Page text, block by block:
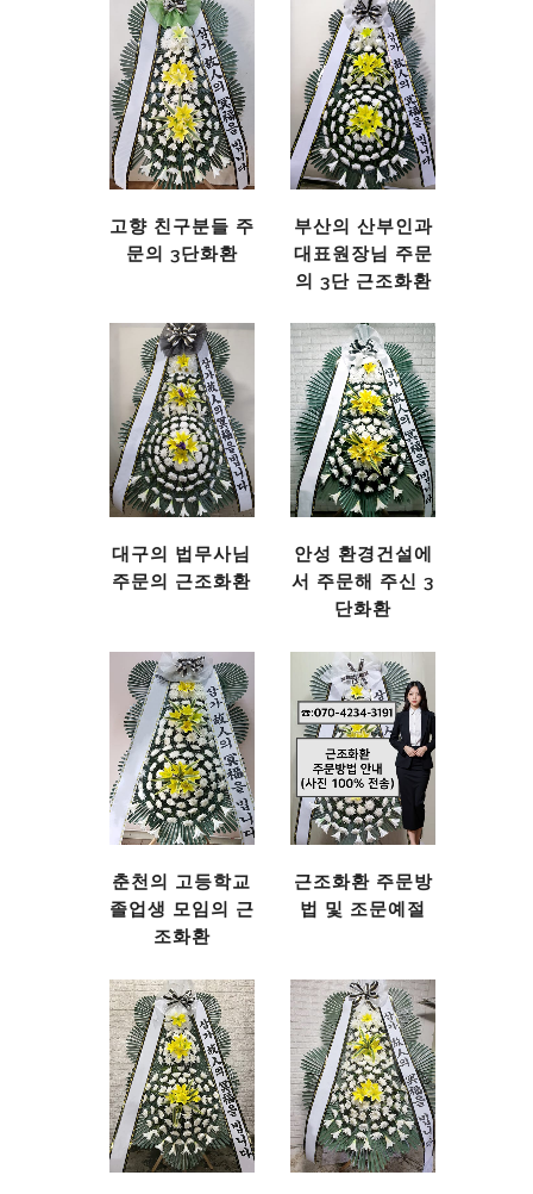
고향 친구분들 주
문의 3단화환
부산의 산부인과
대표원장님 주문
의 3단 근조화환
대구의 법무사님
주문의 근조화환
안성 환경건설에
서 주문해 주신 3
단화환
춘천의 고등학교
졸업생 모임의 근
조화환
근조화환 주문방
법 및 조문예절